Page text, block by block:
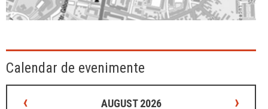
Calendar de evenimente
‹ AUGUST 2026 ›